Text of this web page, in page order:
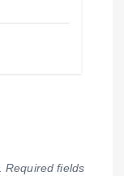
Required fields